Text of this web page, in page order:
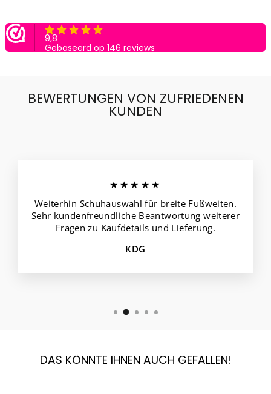
BEWERTUNGEN VON ZUFRIEDENEN
KUNDEN
★★★★★
Weiterhin Schuhauswahl für breite Fußweiten.
Sehr kundenfreundliche Beantwortung weiterer
Fragen zu Kaufdetails und Lieferung.
KDG
DAS KÖNNTE IHNEN AUCH GEFALLEN!